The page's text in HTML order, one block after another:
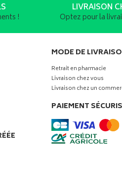
!
LIVRAISON
Optez pour la
MODE DE
Retrait en pharmacie
Livraison chez vous
Livraison chez un
PAIEMENT